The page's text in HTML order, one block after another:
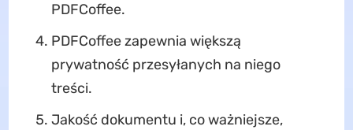
PDFCoffee.
PDFCoffee zapewnia większą
prywatność przesyłanych na niego
treści.
Jakość dokumentu i, co ważniejsze,